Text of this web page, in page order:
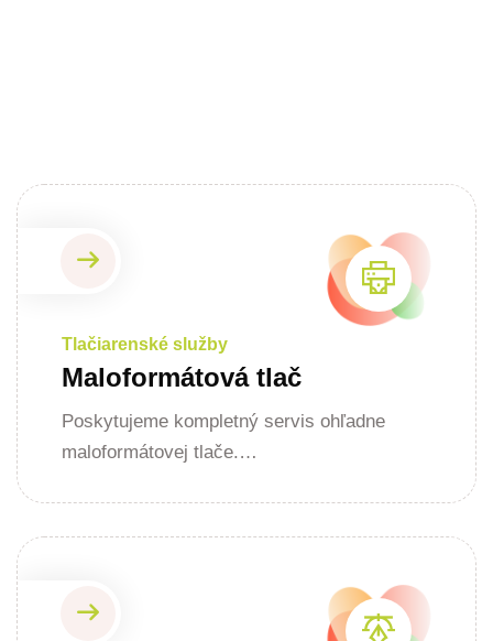
Tlačiarenské služby
Maloformátová tlač
Poskytujeme kompletný servis ohľadne
maloformátovej tlače.…